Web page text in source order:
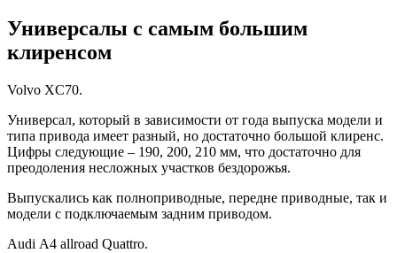
Универсалы с самым большим
клиренсом
Volvo XC70.
Универсал, который в зависимости от года выпуска модели и
типа привода имеет разный, но достаточно большой клиренс.
Цифры следующие – 190, 200, 210 мм, что достаточно для
преодоления несложных участков бездорожья.
Выпускались как полноприводные, передне приводные, так и
модели с подключаемым задним приводом.
Audi А4 allroad Quattro.